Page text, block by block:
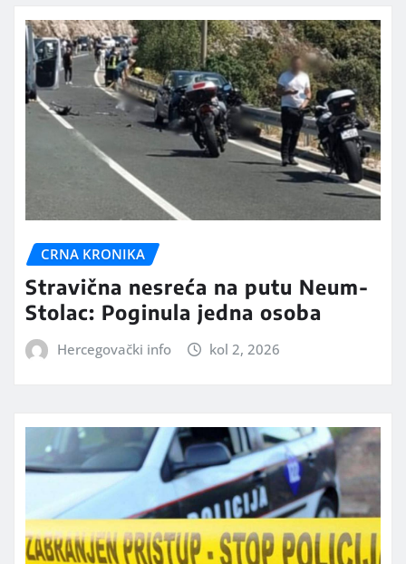
CRNA KRONIKA
Stravična nesreća na putu Neum-
Stolac: Poginula jedna osoba
Hercegovački info kol 2, 2026